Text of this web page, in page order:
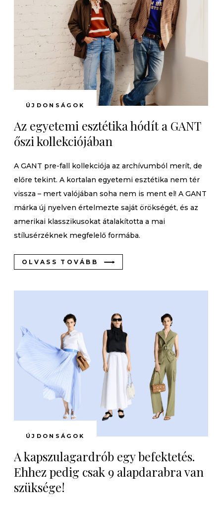
ÚJDONSÁGOK
Az egyetemi esztétika hódít a GANT
őszi kollekciójában
A GANT pre-fall kollekciója az archívumból merít, de
előre tekint. A kortalan egyetemi esztétika nem tér
vissza – mert valójában soha nem is ment el! A GANT
márka új nyelven értelmezte saját örökségét, és az
amerikai klasszikusokat átalakította a mai
stílusérzéknek megfelelő formába.
OLVASS TOVÁBB
ÚJDONSÁGOK
A kapszulagardrób egy befektetés.
Ehhez pedig csak 9 alapdarabra van
szüksége!